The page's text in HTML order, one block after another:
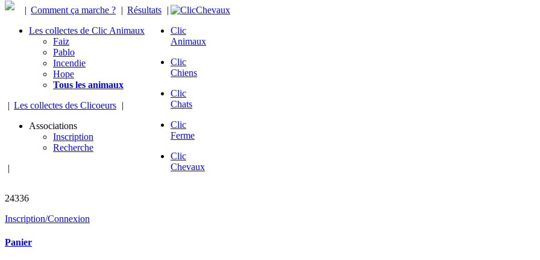
| Comment ça marche ? | Résultats |
Les collectes de Clic Animaux
Faiz
Pablo
Incendie
Hope
Tous les animaux
| Les collectes des Clicoeurs |
Associations
Inscription
Recherche
|
Clic
Animaux
Clic
Chiens
Clic
Chats
Clic
Ferme
Clic
Chevaux
24336
Inscription/Connexion
Panier